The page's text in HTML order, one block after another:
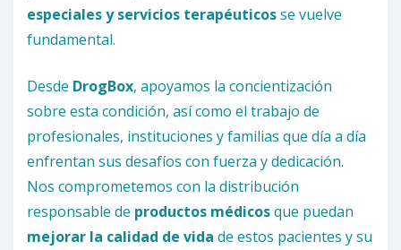
especiales y servicios terapéuticosse vuelve
fundamental.
Desde DrogBox, apoyamos la concientización
sobre esta condición, así como el trabajo de
profesionales, instituciones y familias que día a día
enfrentan sus desafíos con fuerza y dedicación.
Nos comprometemos con la distribución
responsable de productos médicosque puedan
mejorar la calidad de vida de estos pacientes y su